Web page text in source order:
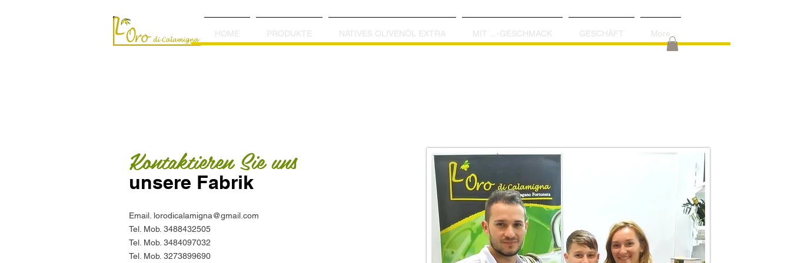
HOME PRODUKTE NATIVES OLIVENÖL EXTRA MIT ...-GESCHMACK GESCHÄFT More
Kontaktieren Sie uns
unsere Fabrik
Email. lorodicalamigna@gmail.com
Tel. Mob. 3488432505
Tel. Mob. 3484097032
Tel. Mob. 3273899690